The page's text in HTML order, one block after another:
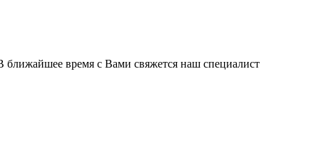
время с Вами свяжется наш специалист